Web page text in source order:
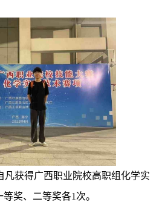
凡获得广西职业院校高职组化学实
奖、二等奖各1次。